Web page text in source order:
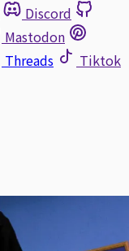
Discord
Mastodon
Threads
Tiktok